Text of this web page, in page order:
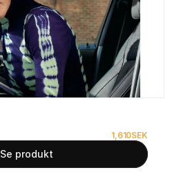
1,610SEK
Se produkt